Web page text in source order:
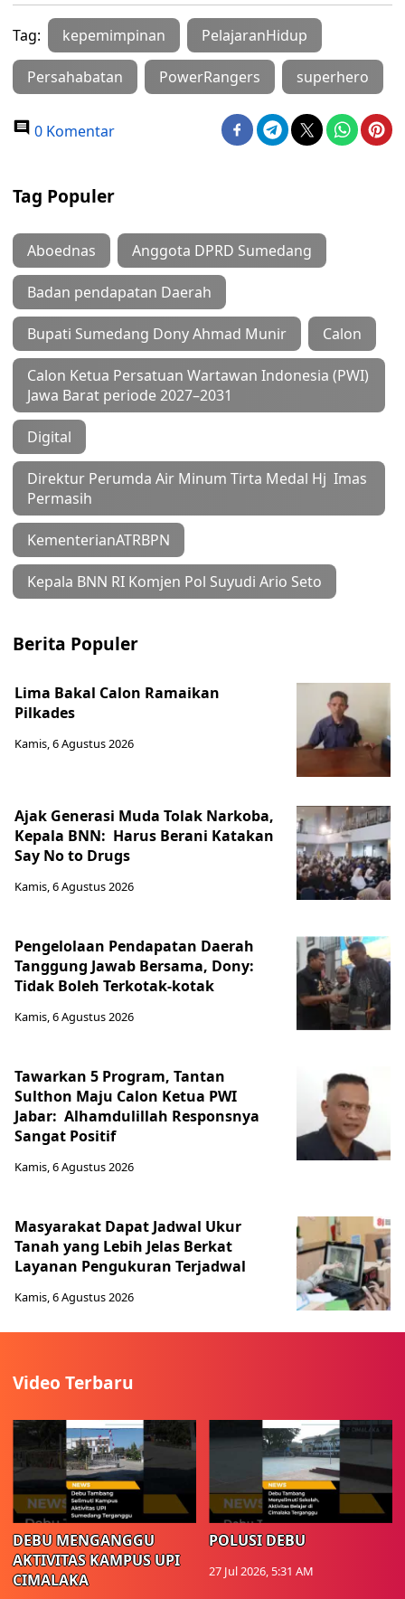
Tag: kepemimpinan PelajaranHidup
Persahabatan PowerRangers superhero
0 Komentar
Tag Populer
Aboednas Anggota DPRD Sumedang
Badan pendapatan Daerah
Bupati Sumedang Dony Ahmad Munir Calon
Calon Ketua Persatuan Wartawan Indonesia (PWI)
Jawa Barat periode 2027–2031
Digital
Direktur Perumda Air Minum Tirta Medal Hj Imas
Permasih
KementerianATRBPN
Kepala BNN RI Komjen Pol Suyudi Ario Seto
Berita Populer
Lima Bakal Calon Ramaikan
Pilkades
Kamis, 6 Agustus 2026
Ajak Generasi Muda Tolak Narkoba,
Kepala BNN: Harus Berani Katakan
Say No to Drugs
Kamis, 6 Agustus 2026
Pengelolaan Pendapatan Daerah
Tanggung Jawab Bersama, Dony:
Tidak Boleh Terkotak-kotak
Kamis, 6 Agustus 2026
Tawarkan 5 Program, Tantan
Sulthon Maju Calon Ketua PWI
Jabar: Alhamdulillah Responsnya
Sangat Positif
Kamis, 6 Agustus 2026
Masyarakat Dapat Jadwal Ukur
Tanah yang Lebih Jelas Berkat
Layanan Pengukuran Terjadwal
Kamis, 6 Agustus 2026
Video Terbaru
DEBU MENGANGGU
AKTIVITAS KAMPUS UPI
CIMALAKA
POLUSI DEBU
27 Jul 2026, 5:31 AM